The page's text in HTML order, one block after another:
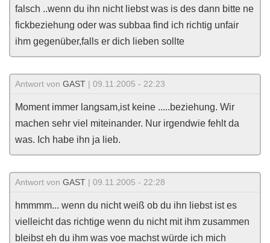
falsch ..wenn du ihn nicht liebst was is des dann bitte ne
fickbeziehung oder was subbaa find ich richtig unfair
ihm gegenüber,falls er dich lieben sollte
Antwort von GAST | 09.11.2005 - 22:23
Moment immer langsam,ist keine .....beziehung. Wir
machen sehr viel miteinander. Nur irgendwie fehlt da
was. Ich habe ihn ja lieb.
Antwort von GAST | 09.11.2005 - 22:28
hmmmm... wenn du nicht weiß ob du ihn liebst ist es
vielleicht das richtige wenn du nicht mit ihm zusammen
bleibst eh du ihm was voe machst würde ich mich